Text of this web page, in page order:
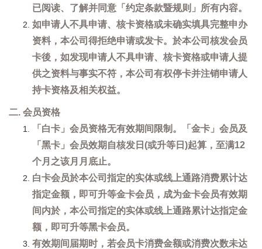
已阅读、了解并同意「约定条款暨规则」所有内容。
如申请人不具申请、核卡资格或未确实填具完整申办
资料，本公司得拒绝申请或发卡。於本公司核发会员
卡後，如发现申请人不具申请、核卡资格或申请人提
供之资料与事实不符，本公司有权停卡并注销申请人
持卡资格及相关权益。
二. 会员资格
「白卡」会员资格无有效期间限制。「金卡」会员及
「黑卡」会员效期自核发日(或升等日)起算，至满12
个月之该月月底止。
白卡会员於本公司指定的实体或线上通路消费累计达
指定金额，即可升等金卡会员，成为金卡会员有效期
间内於，本公司指定的实体或线上通路累计达指定金
额，即可升等黑卡会员。
有效期间届期时，若会员卡消费金额或消费次数未达